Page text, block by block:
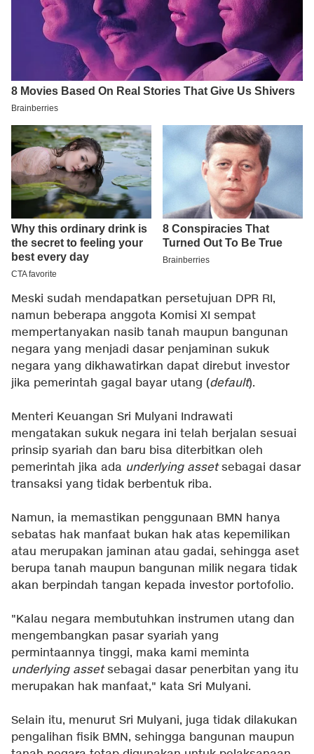
Meski sudah mendapatkan persetujuan DPR RI,
namun beberapa anggota Komisi XI sempat
mempertanyakan nasib tanah maupun bangunan
negara yang menjadi dasar penjaminan sukuk
negara yang dikhawatirkan dapat direbut investor
jika pemerintah gagal bayar utang (default).
Menteri Keuangan Sri Mulyani Indrawati
mengatakan sukuk negara ini telah berjalan sesuai
prinsip syariah dan baru bisa diterbitkan oleh
pemerintah jika ada underlying assetsebagai dasar
transaksi yang tidak berbentuk riba.
Namun, ia memastikan penggunaan BMN hanya
sebatas hak manfaat bukan hak atas kepemilikan
atau merupakan jaminan atau gadai, sehingga aset
berupa tanah maupun bangunan milik negara tidak
akan berpindah tangan kepada investor portofolio.
"Kalau negara membutuhkan instrumen utang dan
mengembangkan pasar syariah yang
permintaannya tinggi, maka kami meminta
underlying assetsebagai dasar penerbitan yang itu
merupakan hak manfaat," kata Sri Mulyani.
Selain itu, menurut Sri Mulyani, juga tidak dilakukan
pengalihan fisik BMN, sehingga bangunan maupun